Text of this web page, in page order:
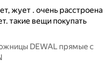
жует . очень расстроена
такие вещи покупать
DEWAL прямые с